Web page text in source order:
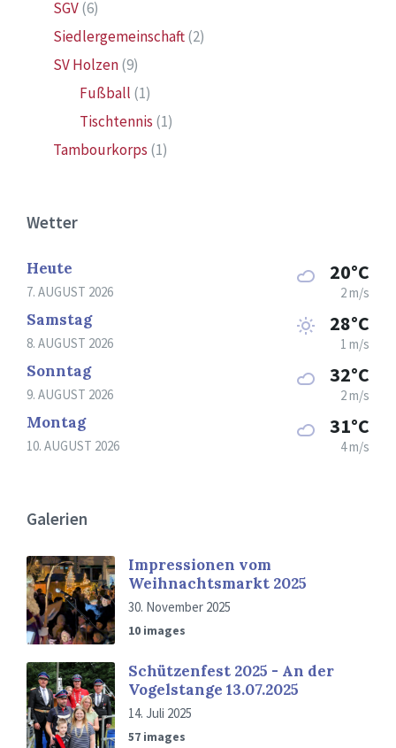
SGV(6)
Siedlergemeinschaft(2)
SV Holzen(9)
Fußball (1)
Tischtennis (1)
Tambourkorps (1)
Wetter
Heute
7. AUGUST 2026
20°C
2 m/s
Samstag
8. AUGUST 2026
28°C
1 m/s
Sonntag
9. AUGUST 2026
32°C
2 m/s
Montag
10. AUGUST 2026
31°C
4 m/s
Galerien
Impressionen vom
Weihnachtsmarkt 2025
30. November 2025
10 images
Schützenfest 2025 - An der
Vogelstange 13.07.2025
14. Juli 2025
57 images